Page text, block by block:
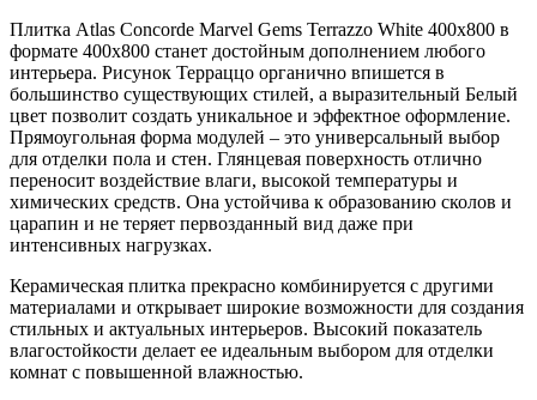
Плитка Atlas Concorde Marvel Gems Terrazzo White 400х800 в
формате 400x800 станет достойным дополнением любого
интерьера. Рисунок Терраццо органично впишется в
большинство существующих стилей, а выразительный Белый
цвет позволит создать уникальное и эффектное оформление.
Прямоугольная форма модулей – это универсальный выбор
для отделки пола и стен. Глянцевая поверхность отлично
переносит воздействие влаги, высокой температуры и
химических средств. Она устойчива к образованию сколов и
царапин и не теряет первозданный вид даже при
интенсивных нагрузках.
Керамическая плитка прекрасно комбинируется с другими
материалами и открывает широкие возможности для создания
стильных и актуальных интерьеров. Высокий показатель
влагостойкости делает ее идеальным выбором для отделки
комнат с повышенной влажностью.